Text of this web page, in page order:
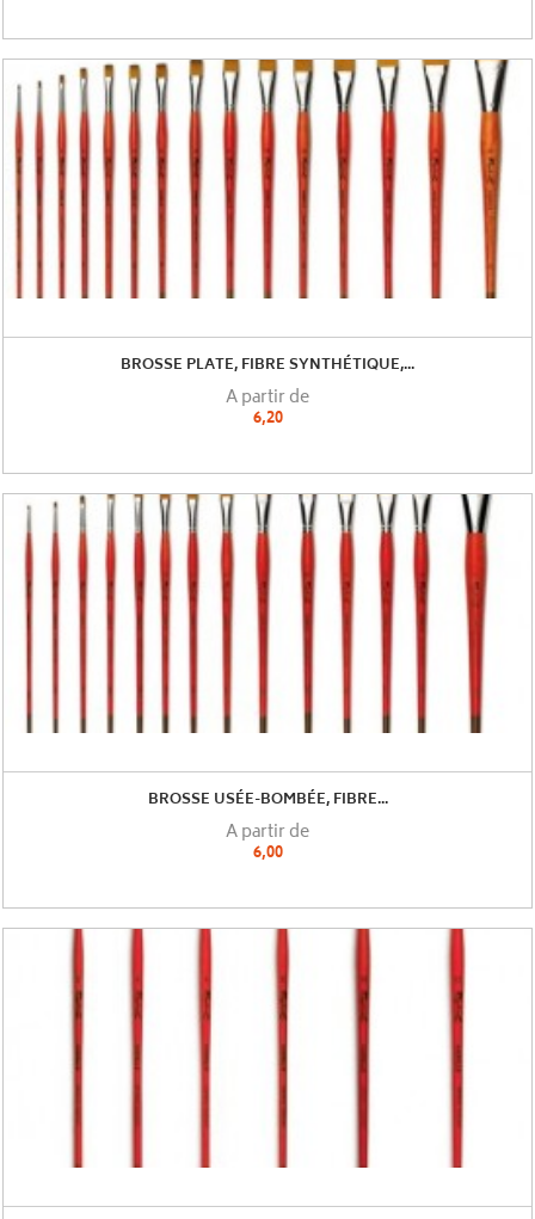
BROSSE PLATE, FIBRE SYNTHÉTIQUE,...
A partir de
6,20
BROSSE USÉE-BOMBÉE, FIBRE...
A partir de
6,00